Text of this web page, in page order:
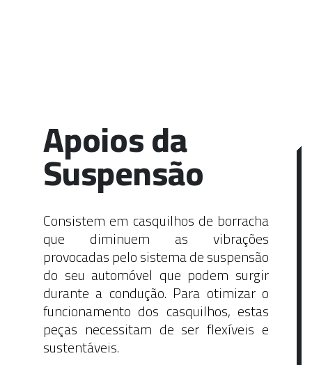
Apoios da
Suspensão
Consistem em casquilhos de borracha
que diminuem as vibrações
provocadas pelo sistema de suspensão
do seu automóvel que podem surgir
durante a condução. Para otimizar o
funcionamento dos casquilhos, estas
peças necessitam de ser flexíveis e
sustentáveis.